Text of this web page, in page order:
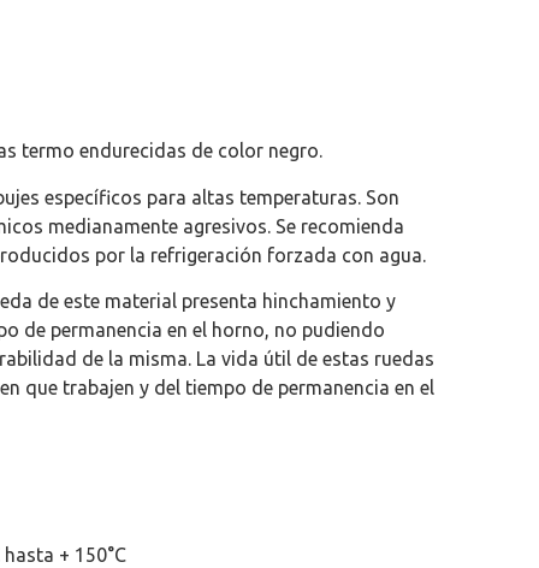
termo endurecidas de color negro.
específicos para altas temperaturas. Son
medianamente agresivos. Se recomienda
por la refrigeración forzada con agua.
de este material presenta hinchamiento y
de permanencia en el horno, no pudiendo
de la misma. La vida útil de estas ruedas
que trabajen y del tiempo de permanencia en el
+ 150°C